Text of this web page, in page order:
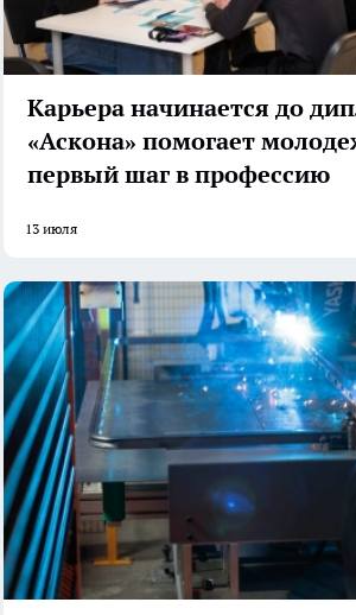
Карьера начинается до
«Аскона» помогает
первый шаг в профессию
13 июля